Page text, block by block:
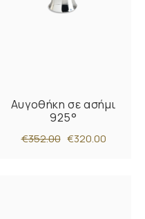
Αυγοθήκη σε ασήμι
925°
€352.00 €320.00